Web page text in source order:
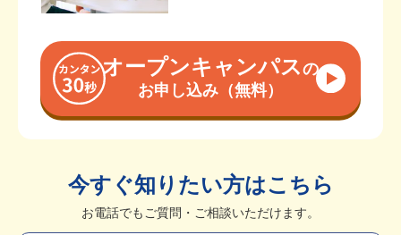
オープンキャンパスの
お申し込み（無料）
今すぐ知りたい方はこちら
お電話でもご質問・ご相談いただけます。